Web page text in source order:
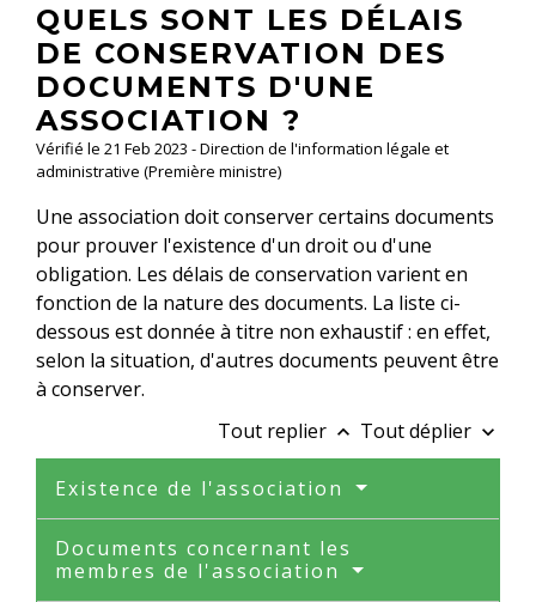
QUELS SONT LES DÉLAIS
DE CONSERVATION DES
DOCUMENTS D'UNE
ASSOCIATION ?
Vérifié le 21 Feb 2023 - Direction de l'information légale et
administrative (Première ministre)
Une association doit conserver certains documents
pour prouver l'existence d'un droit ou d'une
obligation. Les délais de conservation varient en
fonction de la nature des documents. La liste ci-
dessous est donnée à titre non exhaustif : en effet,
selon la situation, d'autres documents peuvent être
à conserver.
Tout replier keyboard_arrow_up Tout déplier keyboard_arrow_down
Existence de l'association
Documents concernant les
membres de l'association